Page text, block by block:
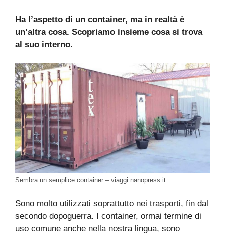
Ha l’aspetto di un container, ma in realtà è
un’altra cosa. Scopriamo insieme cosa si trova
al suo interno.
Sembra un semplice container – viaggi.nanopress.it
Sono molto utilizzati soprattutto nei trasporti, fin dal
secondo dopoguerra. I container, ormai termine di
uso comune anche nella nostra lingua, sono